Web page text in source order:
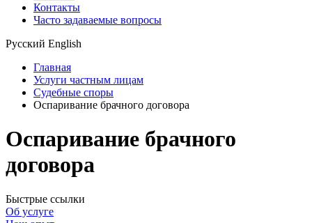
Контакты
Часто задаваемые вопросы
Русский English
Главная
Услуги частным лицам
Судебные споры
Оспаривание брачного договора
Оспаривание брачного
договора
Быстрые ссылки
Об услуге